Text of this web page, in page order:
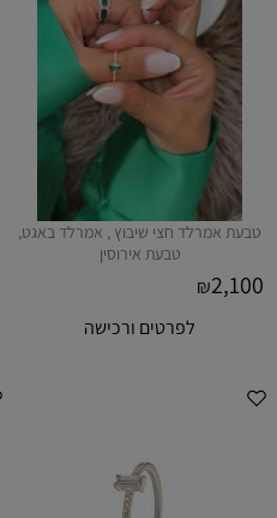
טבעת אמרלד חצי שיבוץ , אמרלד באגט,
טבעת אירוסין
₪2,100
לפרטים ורכישה